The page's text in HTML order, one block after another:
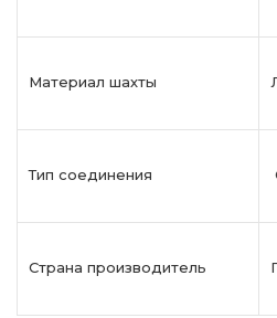
Материал шахты
Тип соединения
Страна производитель